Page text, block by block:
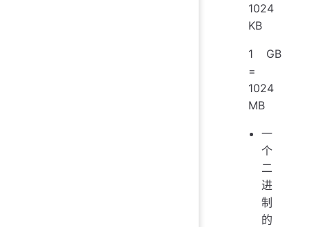
1024
KB
1 GB
=
1024
MB
一
个
二
进
制
的